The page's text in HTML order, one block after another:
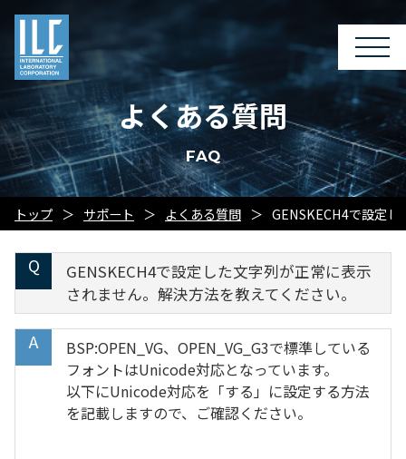
よくある質問
FAQ
トップ サポート よくある質問 GENSKECH4で設定
GENSKECH4で設定した文字列が正常に表示
されません。解決方法を教えてください。
BSP:OPEN_VG、OPEN_VG_G3で標準している
フォントはUnicode対応となっています。
以下にUnicode対応を「する」に設定する方法
を記載しますので、ご確認ください。